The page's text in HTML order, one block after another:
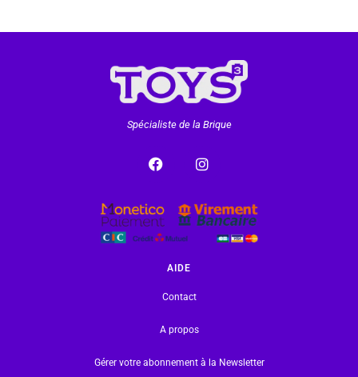
Spécialiste de la Brique
AIDE
Contact
A propos
Gérer votre abonnement à la Newsletter